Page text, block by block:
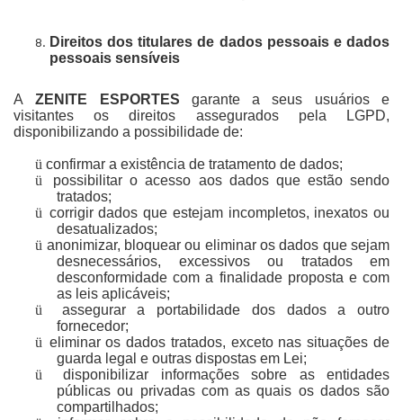
Direitos dos titulares de dados pessoais e dados
pessoais sensíveis
AZENITE ESPORTES garante a seus usuários e
visitantes os direitos assegurados pela LGPD,
disponibilizando a possibilidade de:
ü confirmar a existência de tratamento de dados;
ü
possibilitar o acesso aos dados que estão sendo
tratados;
ü corrigir dados que estejam incompletos, inexatos ou
desatualizados;
ü anonimizar, bloquear ou eliminar os dados que sejam
desnecessários, excessivos ou tratados em
desconformidade com a finalidade proposta e com
as leis aplicáveis;
ü
assegurar a portabilidade dos dados a outro
fornecedor;
ü eliminar os dados tratados, exceto nas situações de
guarda legal e outras dispostas em Lei;
ü
disponibilizar informações sobre as entidades
públicas ou privadas com as quais os dados são
compartilhados;